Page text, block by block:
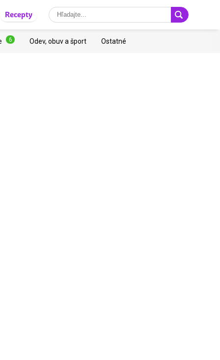
Recepty
6 Odev, obuv a šport Ostatné